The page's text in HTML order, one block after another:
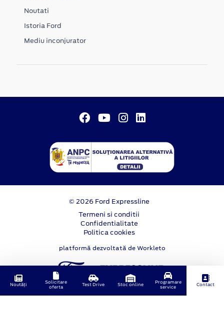
Noutati
Istoria Ford
Mediu inconjurator
© 2026 Ford Expressline
Termeni si conditii
Confidentialitate
Politica cookies
platformă dezvoltată de Workleto
Noutăți
Solicitare
oferta
Test Drive Stoc online
Programare
service
Contact